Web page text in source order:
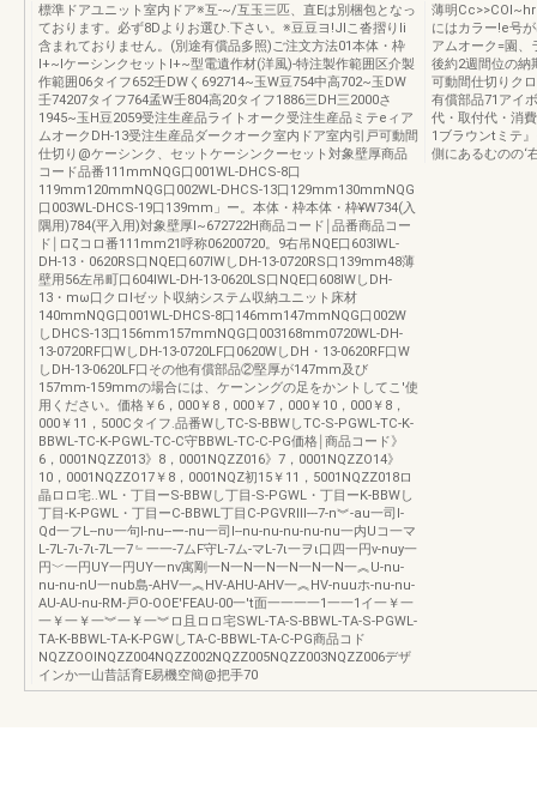
標準ドアユニット室内ドア※互-~/互玉三匹、直Eは別梱包となっ
ております。必ず8Dよりお選ひ.下さい。※豆豆ヨ!JIこ沓摺りli
含まれておりません。(別途有償品多照)ご注文方法01本体・枠
I+~IケーシンクセットI+~型電遺作材(洋風)-特注製作範囲区介製
作範囲06タイフ652壬DWく692714~玉W豆754中高702~玉DW
壬74207タイフ764孟W壬804高20タイフ1886三DH三2000さ
1945~玉H豆2059受注生産品ライトオーク受注生産品ミテeィア
ムオークDH-13受注生産品ダークオーク室内ドア室内引戸可動間
仕切り@ケーシンク、セットケーシンクーセット対象壁厚商品
コード品番111mmNQG口001WL-DHCS-8口
119mm120mmNQG口002WL-DHCS-13口129mm130mmNQG
口003WL-DHCS-19口139mm」ー。本体・枠本体・枠¥W734(入
隅用)784(平入用)対象壁厚I~672722H商品コード￨品番商品コー
ド￨ロζコロ番111mm21呼称06200720。9右吊NQE口603IWL-
DH-13・0620RS口NQE口607IWしDH-13-0720RS口139mm48薄
壁用56左吊町口604IWL-DH-13-0620LS口NQE口608IWしDH-
13・mω口クロlゼッ卜収納システム収納ユニット床材
140mmNQG口001WL-DHCS-8口146mm147mmNQG口002W
しDHCS-13口156mm157mmNQG口003168mm0720WL-DH-
13-0720RF口WしDH-13-0720LF口0620WしDH・13-0620RF口W
しDH-13-0620LF口その他有償部品②堅厚が147mm及び
157mm-159mmの場合には、ケーンングの足をかントしてこ'使
用ください。価格￥6，000￥8，000￥7，000￥10，000￥8，
000￥11，500Cタイフ.品番WしTC-S-BBWしTC-S-PGWL-TC-K-
BBWL-TC-K-PGWL-TC-C守BBWL-TC-C-PG価格￨商品コード》
6，0001NQZZ013》8，0001NQZZ016》7，0001NQZZO14》
10，0001NQZZO17￥8，0001NQZ初15￥11，5001NQZZ018ロ
晶ロロ宅..WL・丁目ーS-BBWし丁目-S-PGWL・丁目ーK-BBWし
丁目-K-PGWL・丁目ーC-BBWL丁目C-PGVRIll---7-n︾-au一司l-
Qd一フL--nυ一句l-nu--ー-nu一司l--nu-nu-nu-nu-nu一内Uコ一マ
L-7L-7ι-7ι-7L一7﹄一一-7ムF守L-7ム-マL-7ι一ヲι口四一円v-nuy一
円﹀一円UY一円UY一nv寓剛一N一N一N一N一N一N一︽U-nu-
nu-nu-nU一nub島-AHV一︽HV-AHU-AHV一︽HV-nuuホ-nu-nu-
AU-AU-nu-RM-戸O-OOE'FEAU-00一't面一一一一1一一1イ一￥一
一￥一￥一︾一￥一︾ロ且ロロ宅SWL-TA-S-BBWL-TA-S-PGWL-
TA-K-BBWL-TA-K-PGWしTA-C-BBWL-TA-C-PG商品コド
NQZZOOlNQZZ004NQZZ002NQZZ005NQZZ003NQZZ006デザ
インか一山昔話育E易機空簡@把手70
薄明
にはカラー!e号
アムオーク=園
後約2週間位の納
可動間仕切りク
有償部品71アイ
代・取付代・消
1ブラウンtミテ
側にあるむのの‘